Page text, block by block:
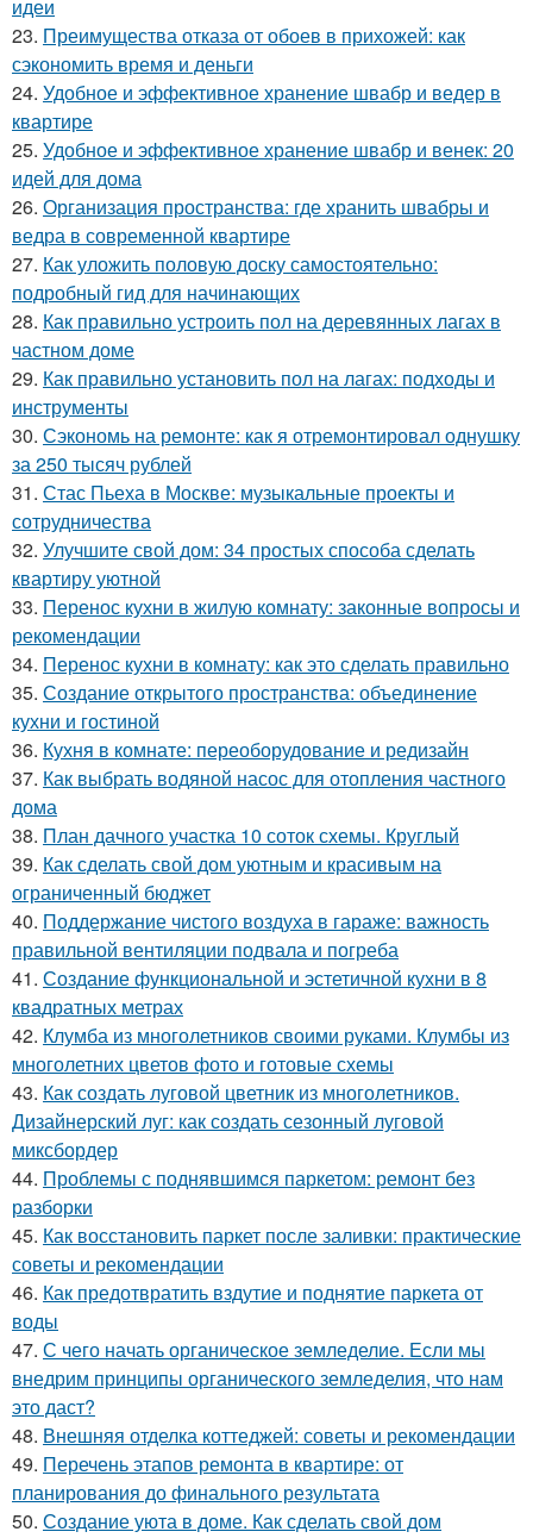
идеи
23. Преимущества отказа от обоев в прихожей: как
сэкономить время и деньги
24. Удобное и эффективное хранение швабр и ведер в
квартире
25. Удобное и эффективное хранение швабр и венек: 20
идей для дома
26. Организация пространства: где хранить швабры и
ведра в современной квартире
27. Как уложить половую доску самостоятельно:
подробный гид для начинающих
28. Как правильно устроить пол на деревянных лагах в
частном доме
29. Как правильно установить пол на лагах: подходы и
инструменты
30. Сэкономь на ремонте: как я отремонтировал однушку
за 250 тысяч рублей
31. Стас Пьеха в Москве: музыкальные проекты и
сотрудничества
32. Улучшите свой дом: 34 простых способа сделать
квартиру уютной
33. Перенос кухни в жилую комнату: законные вопросы и
рекомендации
34. Перенос кухни в комнату: как это сделать правильно
35. Создание открытого пространства: объединение
кухни и гостиной
36. Кухня в комнате: переоборудование и редизайн
37. Как выбрать водяной насос для отопления частного
дома
38. План дачного участка 10 соток схемы. Круглый
39. Как сделать свой дом уютным и красивым на
ограниченный бюджет
40. Поддержание чистого воздуха в гараже: важность
правильной вентиляции подвала и погреба
41. Создание функциональной и эстетичной кухни в 8
квадратных метрах
42. Клумба из многолетников своими руками. Клумбы из
многолетних цветов фото и готовые схемы
43. Как создать луговой цветник из многолетников.
Дизайнерский луг: как создать сезонный луговой
миксбордер
44. Проблемы с поднявшимся паркетом: ремонт без
разборки
45. Как восстановить паркет после заливки: практические
советы и рекомендации
46. Как предотвратить вздутие и поднятие паркета от
воды
47. С чего начать органическое земледелие. Если мы
внедрим принципы органического земледелия, что нам
это даст?
48. Внешняя отделка коттеджей: советы и рекомендации
49. Перечень этапов ремонта в квартире: от
планирования до финального результата
50. Создание уюта в доме. Как сделать свой дом